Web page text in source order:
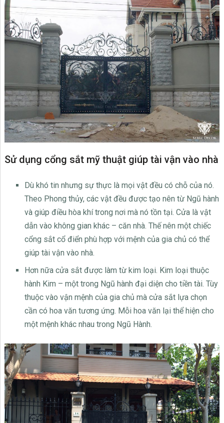
Sử dụng cổng sắt mỹ thuật giúp tài vận vào nhà
Dù khó tin nhưng sự thực là mọi vật đều có chỗ của nó.
Theo Phong thủy, các vật đều được tạo nên từ Ngũ hành
và giúp điều hòa khí trong nơi mà nó tồn tại. Cửa là vật
dẫn vào không gian khác – căn nhà. Thế nên một chiếc
cổng sắt cổ điển phù hợp với mệnh của gia chủ có thể
giúp tài vận vào nhà.
Hơn nữa cửa sắt được làm từ kim loại. Kim loại thuộc
hành Kim – một trong Ngũ hành đại diện cho tiền tài. Tùy
thuộc vào vận mệnh của gia chủ mà cửa sắt lựa chọn
cần có hoa văn tương ứng. Mỗi hoa văn lại thể hiện cho
một mệnh khác nhau trong Ngũ Hành.